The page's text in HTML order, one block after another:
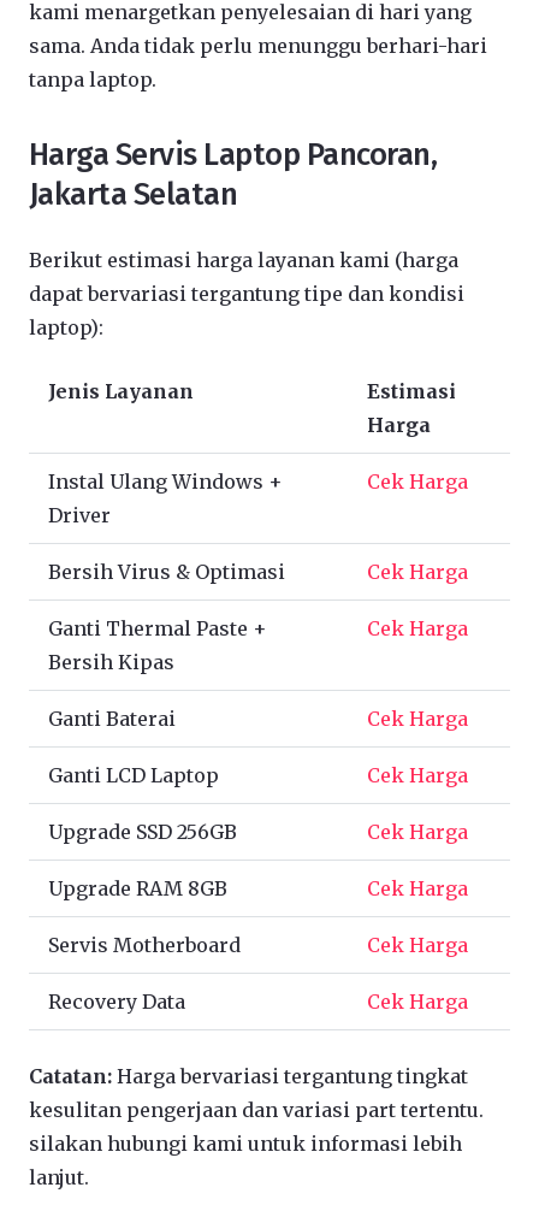
kami menargetkan penyelesaian di hari yang
sama. Anda tidak perlu menunggu berhari-hari
tanpa laptop.
Harga Servis Laptop Pancoran,
Jakarta Selatan
Berikut estimasi harga layanan kami (harga
dapat bervariasi tergantung tipe dan kondisi
laptop):
Jenis Layanan
Estimasi
Harga
Instal Ulang Windows +
Driver
Cek Harga
Bersih Virus & Optimasi Cek Harga
Ganti Thermal Paste +
Bersih Kipas
Cek Harga
Ganti Baterai Cek Harga
Ganti LCD Laptop Cek Harga
Upgrade SSD 256GB Cek Harga
Upgrade RAM 8GB Cek Harga
Servis Motherboard Cek Harga
Recovery Data Cek Harga
Catatan: Harga bervariasi tergantung tingkat
kesulitan pengerjaan dan variasi part tertentu.
silakan hubungi kami untuk informasi lebih
lanjut.